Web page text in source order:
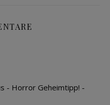
- Horror Geheimtipp! -